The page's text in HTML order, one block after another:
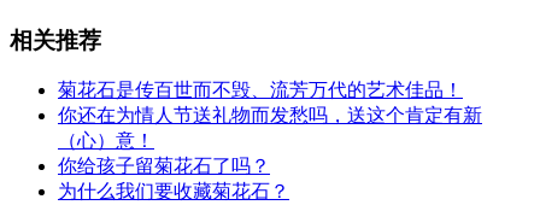
相关推荐
菊花石是传百世而不毁、流芳万代的艺术佳品！
你还在为情人节送礼物而发愁吗，送这个肯定有新
（心）意！
你给孩子留菊花石了吗？
为什么我们要收藏菊花石？